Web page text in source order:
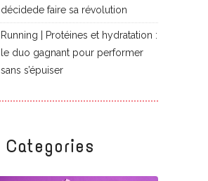
décidede faire sa révolution
Running | Protéines et hydratation :
le duo gagnant pour performer
sans s’épuiser
Categories